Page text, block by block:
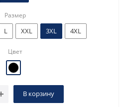
Размер
L XXL 3XL 4XL
Цвет
В корзину